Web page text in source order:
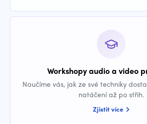
Workshopy audio a video
Naučíme vás, jak ze své techniky
natáčení až po střih.
Zjistit více